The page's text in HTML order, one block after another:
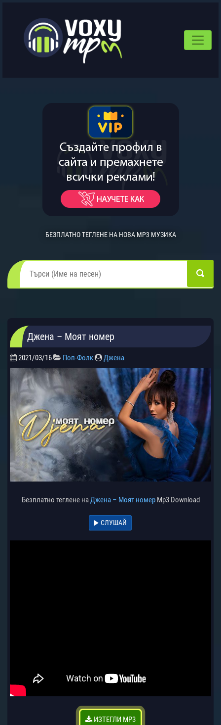
БЕЗПЛАТНО ТЕГЛЕНЕ НА НОВА MP3 МУЗИКА
Джена – Моят номер
2021/03/16 Поп-Фолк Джена
Безплатно теглене наДжена – Моят номерMp3 Download
СЛУШАЙ
ИЗТЕГЛИ MP3